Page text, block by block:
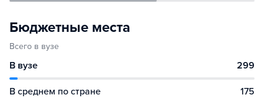
Бюджетные места
Всего в вузе
В вузе 299
В среднем по стране 175